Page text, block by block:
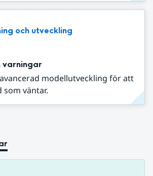
och utveckling
varningar
modellutveckling för att
som väntar.